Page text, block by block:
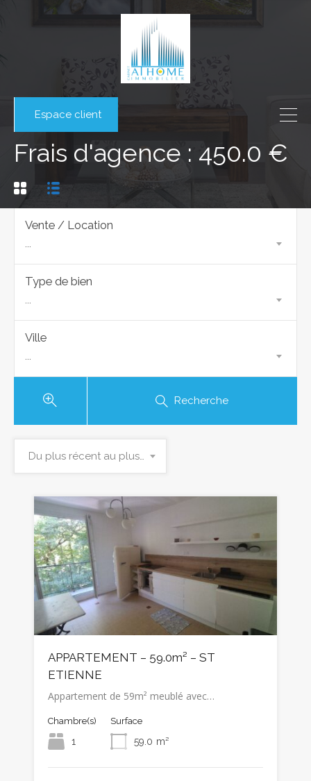
Espace client
Frais d'agence : 450.0 €
Vente / Location
...
Type de bien
...
Ville
...
Recherche
Du plus récent au plus ancien
APPARTEMENT – 59.0m² – ST
ETIENNE
Appartement de 59m² meublé avec…
Chambre(s)
1
Surface
59.0 m²